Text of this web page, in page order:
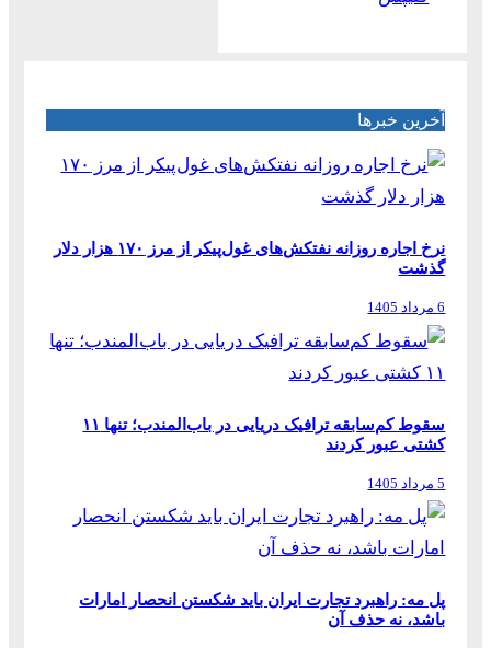
آخرین خبرها
نرخ اجاره روزانه نفتکش‌های غول‌پیکر از مرز ۱۷۰ هزار دلار
گذشت
6 مرداد 1405
سقوط کم‌سابقه ترافیک دریایی در باب‌المندب؛ تنها ۱۱
کشتی عبور کردند
5 مرداد 1405
پل مه: راهبرد تجارت ایران باید شکستن انحصار امارات
باشد، نه حذف آن